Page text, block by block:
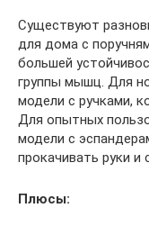
Существуют
для дома с
большей
группы мышц. Для
модели с ручками,
Для опытных
модели с
прокачивать руки и
Плюсы: